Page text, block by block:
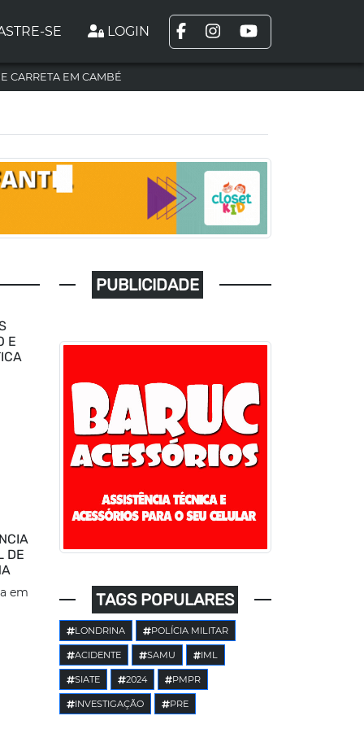
SE LOGIN
CARRETA EM CAMBÉ
E
DE
em
PUBLICIDADE
TAGS POPULARES
LONDRINA POLÍCIA MILITAR
ACIDENTE SAMU IML
SIATE 2024 PMPR
INVESTIGAÇÃO PRE